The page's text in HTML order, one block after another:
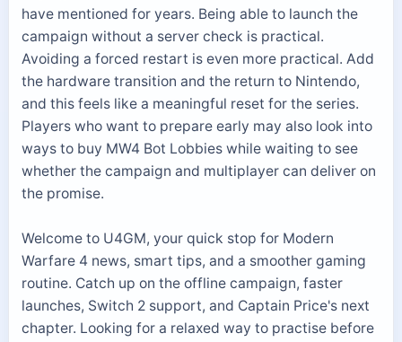
have mentioned for years. Being able to launch the
campaign without a server check is practical.
Avoiding a forced restart is even more practical. Add
the hardware transition and the return to Nintendo,
and this feels like a meaningful reset for the series.
Players who want to prepare early may also look into
ways to buy MW4 Bot Lobbies while waiting to see
whether the campaign and multiplayer can deliver on
the promise.
Welcome to U4GM, your quick stop for Modern
Warfare 4 news, smart tips, and a smoother gaming
routine. Catch up on the offline campaign, faster
launches, Switch 2 support, and Captain Price's next
chapter. Looking for a relaxed way to practise before